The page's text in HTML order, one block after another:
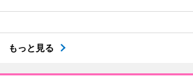
もっと見る